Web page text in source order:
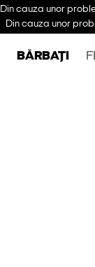
Din cauza unor
Din cauza unor
BĂRBAȚI